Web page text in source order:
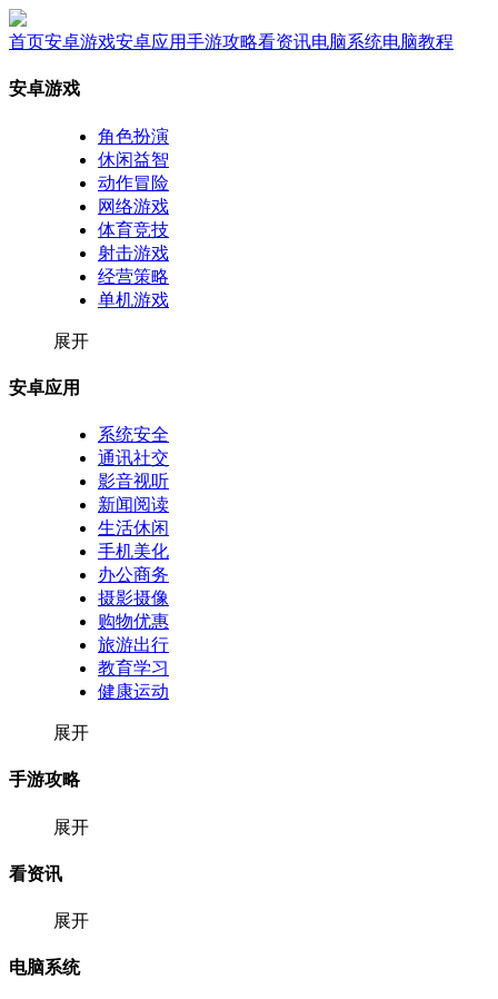
首页安卓游戏安卓应用手游攻略看资讯电脑系统电脑教程
安卓游戏
角色扮演
休闲益智
动作冒险
网络游戏
体育竞技
射击游戏
经营策略
单机游戏
展开
安卓应用
系统安全
通讯社交
影音视听
新闻阅读
生活休闲
手机美化
办公商务
摄影摄像
购物优惠
旅游出行
教育学习
健康运动
展开
手游攻略
展开
看资讯
展开
电脑系统